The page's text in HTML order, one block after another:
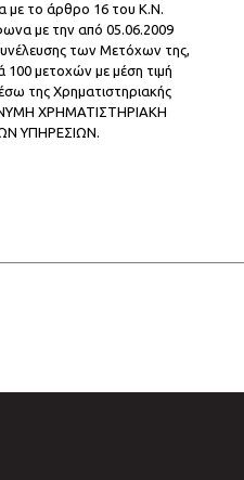
με το άρθρο 16 του Κ.Ν.
με την από 05.06.2009
των Μετόχων της,
100 μετοχών με μέση τιμή
της Χρηματιστηριακής
ΧΡΗΜΑΤΙΣΤΗΡΙΑΚΗ
ΥΠΗΡΕΣΙΩΝ.